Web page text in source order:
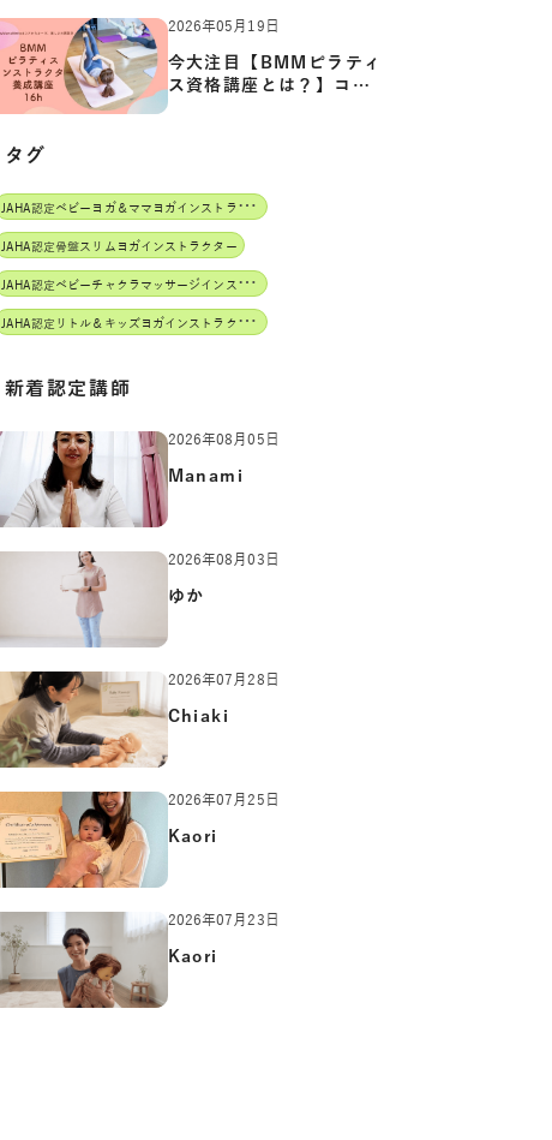
2026年05月19日
今大注目【BMMピラティ
ス資格講座とは？】コア
からカ…
タグ
J
AHA認定ベビーヨガ＆ママヨガインストラクター
JAHA認定骨盤スリムヨガインストラクター
J
AHA認定ベビーチャクラマッサージインストラクター
J
AHA認定リトル＆キッズヨガインストラクター
新着認定講師
2026年08月05日
Manami
2026年08月03日
ゆか
2026年07月28日
Chiaki
2026年07月25日
Kaori
2026年07月23日
Kaori